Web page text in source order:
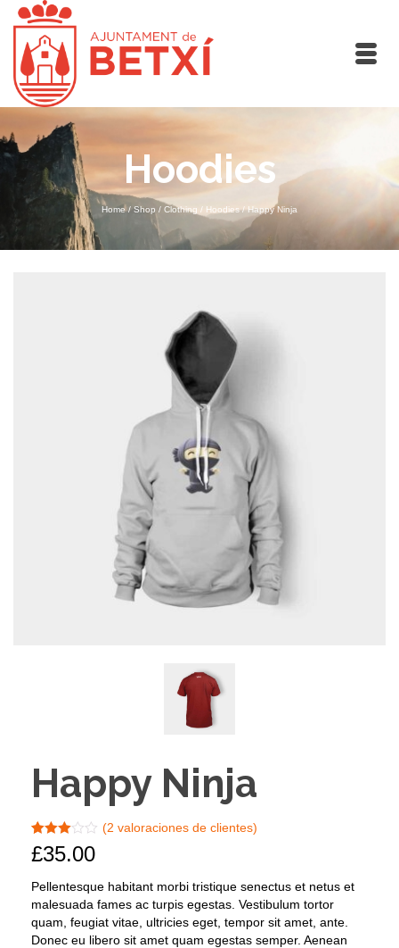
Hoodies
Home / Shop / Clothing / Hoodies / Happy Ninja
Happy Ninja
Valorado
con
5 en
2
valoraciones
de
clientes
(2 valoraciones de clientes)
£35.00
Pellentesque habitant morbi tristique senectus et netus et
malesuada fames ac turpis egestas. Vestibulum tortor
quam, feugiat vitae, ultricies eget, tempor sit amet, ante.
Donec eu libero sit amet quam egestas semper. Aenean